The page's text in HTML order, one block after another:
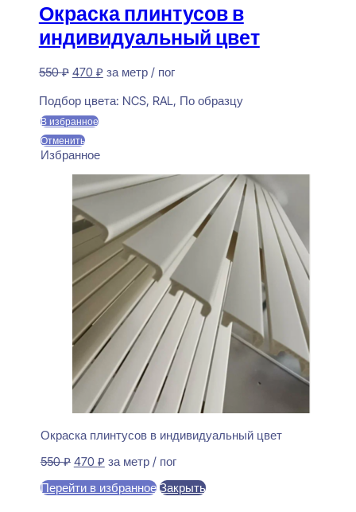
Окраска плинтусов в
индивидуальный цвет
550₽ Первоначальная
составляла
550 ₽.
470 ₽Текущая
470 ₽.
за метр / пог
Подбор цвета: NCS, RAL, По образцу
В избранное
Отменить
Избранное
Окраска плинтусов в индивидуальный цвет
550₽ Первоначальная
составляла
470 ₽Текущая
470 ₽.
за метр / пог
Перейти в избранное Закрыть